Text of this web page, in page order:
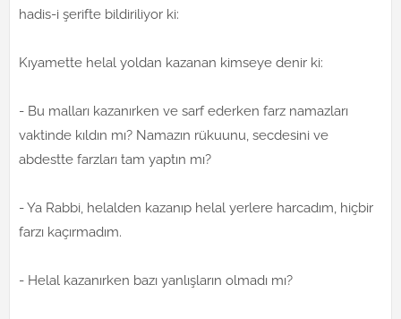
hadis-i şerifte bildiriliyor ki:
Kıyamette helal yoldan kazanan kimseye denir ki:
- Bu malları kazanırken ve sarf ederken farz namazları
vaktinde kıldın mı? Namazın rükuunu, secdesini ve
abdestte farzları tam yaptın mı?
- Ya Rabbi, helalden kazanıp helal yerlere harcadım, hiçbir
farzı kaçırmadım.
- Helal kazanırken bazı yanlışların olmadı mı?